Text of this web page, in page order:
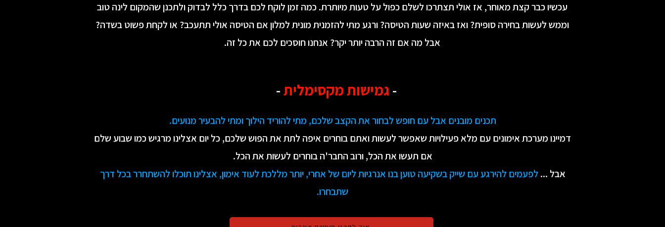
עכשיו כבר קצת מאוחר, אז אולי תצתרכו לשלם כפול על טעות מיותרת. כמה זמן לוקח לכם בדרך כלל לבדוק ולתכנן שהמקום לינה טוב
וממש לעשות בחירה סופית? ואז באיזה שעות הטיסה? ורגע מתי להזמנית מונית למלון אם הטיסה אולי תתעכב? או לקחת פשוט בשדה?
אבל מה אם זה הרבה יותר יקר? אנחנו חוסכים לכם את כל זה.
- גמישות מקסימלית-
תכנים מובנים אבל עם חופש לבחור את הקצב שלכם, מתי להוריד הילוך ומתי להבעיר מנועים.
דמיינו מערכת אימונים עם מלא פעילויות שאפשר לעשות ואתם בוחרים איפה לתת את הפוש שלכם, כל יום אצלינו מרגיש כמו שבוע שלם
אם תעשו את הכל, ורוב החבר'ה בוחרים לעשות את הכל.
אבל ... לפעמים להירגע עם שייק בשקיעה טוען בנו אנרגיות ליום של אחרי, יותר מללכת לעוד אימון, אצלינו תוכלו להשתחרר בכל דרך
שתבחרו.